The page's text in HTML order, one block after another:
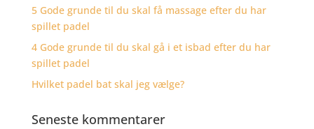
5 Gode grunde til du skal få massage efter du har
spillet padel
4 Gode grunde til du skal gå i et isbad efter du har
spillet padel
Hvilket padel bat skal jeg vælge?
Seneste kommentarer